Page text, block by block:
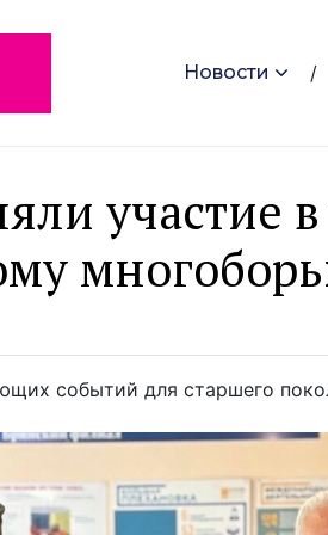
Новости
участие
событий для старшего